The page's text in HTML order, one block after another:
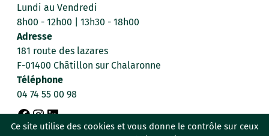
Lundi au Vendredi
8h00 - 12h00 | 13h30 - 18h00
Adresse
181 route des lazares
F-01400 Châtillon sur Chalaronne
Téléphone
04 74 55 00 98
F I L
Ce site utilise des cookies et vous donne le contrôle sur ceux